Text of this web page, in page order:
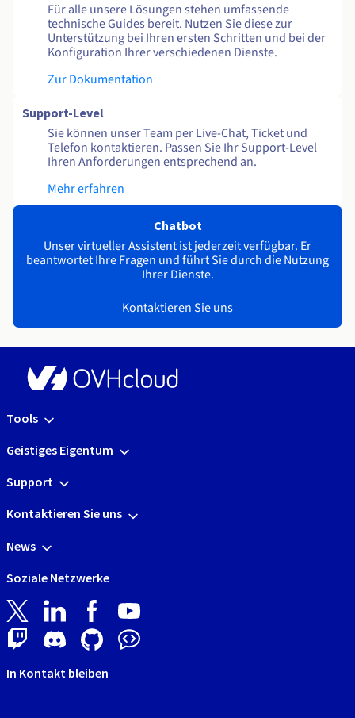
Für alle unsere Lösungen stehen umfassende
technische Guides bereit. Nutzen Sie diese zur
Unterstützung bei Ihren ersten Schritten und bei der
Konfiguration Ihrer verschiedenen Dienste.
Zur Dokumentation
Support-Level
Sie können unser Team per Live-Chat, Ticket und
Telefon kontaktieren. Passen Sie Ihr Support-Level
Ihren Anforderungen entsprechend an.
Mehr erfahren
Chatbot
Unser virtueller Assistent ist jederzeit verfügbar. Er
beantwortet Ihre Fragen und führt Sie durch die Nutzung
Ihrer Dienste.
Kontaktieren Sie uns
Tools
Geistiges Eigentum
Support
Kontaktieren Sie uns
News
Soziale Netzwerke
In Kontakt bleiben